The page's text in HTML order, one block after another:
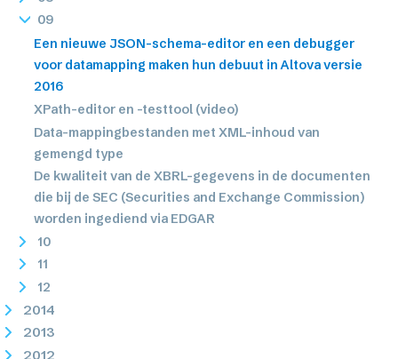
09
Een nieuwe JSON-schema-editor en een debugger
voor datamapping maken hun debuut in Altova versie
2016
XPath-editor en -testtool (video)
Data-mappingbestanden met XML-inhoud van
gemengd type
De kwaliteit van de XBRL-gegevens in de documenten
die bij de SEC (Securities and Exchange Commission)
worden ingediend via EDGAR
10
11
12
2014
2013
2012